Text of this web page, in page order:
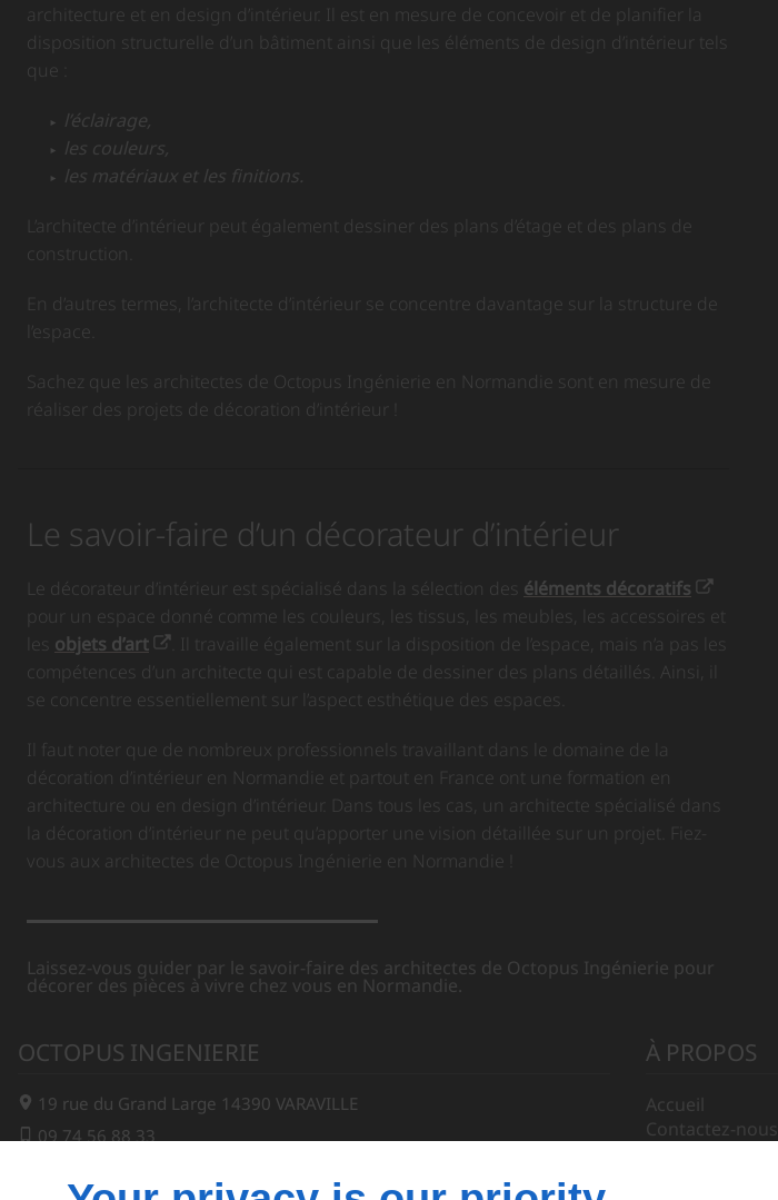
architecture et en design d’intérieur. Il est en mesure de concevoir et de planifier la
disposition structurelle d’un bâtiment ainsi que les éléments de design d’intérieur tels
que :
l’éclairage,
les couleurs,
les matériaux et les finitions.
L’architecte d’intérieur peut également dessiner des plans d’étage et des plans de
construction.
En d’autres termes, l’architecte d’intérieur se concentre davantage sur la structure de
l’espace.
Sachez que les architectes de Octopus Ingénierie en Normandie sont en mesure de
réaliser des projets de décoration d’intérieur !
Le savoir-faire d’un décorateur d’intérieur
Le décorateur d’intérieur est spécialisé dans la sélection des éléments décoratifs
pour un espace donné comme les couleurs, les tissus, les meubles, les accessoires et
les objets d’art
. Il travaille également sur la disposition de l’espace, mais n’a pas les
compétences d’un architecte qui est capable de dessiner des plans détaillés. Ainsi, il
se concentre essentiellement sur l’aspect esthétique des espaces.
Il faut noter que de nombreux professionnels travaillant dans le domaine de la
décoration d’intérieur en Normandie et partout en France ont une formation en
architecture ou en design d’intérieur. Dans tous les cas, un architecte spécialisé dans
la décoration d’intérieur ne peut qu’apporter une vision détaillée sur un projet. Fiez-
vous aux architectes de Octopus Ingénierie en Normandie !
Laissez-vous guider par le savoir-faire des architectes de Octopus Ingénierie pour
décorer des pièces à vivre chez vous en Normandie.
OCTOPUS INGENIERIE
19 rue du Grand Large 14390 VARAVILLE
09 74 56 88 33
À PROPOS
Accueil
Contactez-nous